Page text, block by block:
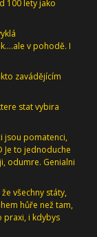
100 lety jako
v pohodě. I
zavádějícím
stat vybira
jsou pomatenci,
Je to jednoduche
odumre. Genialni
všechny státy,
hůře než tam,
praxi, i kdybys